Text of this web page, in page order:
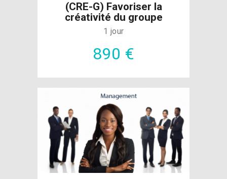
(CRE-G) Favoriser la
créativité du groupe
1 jour
890 €